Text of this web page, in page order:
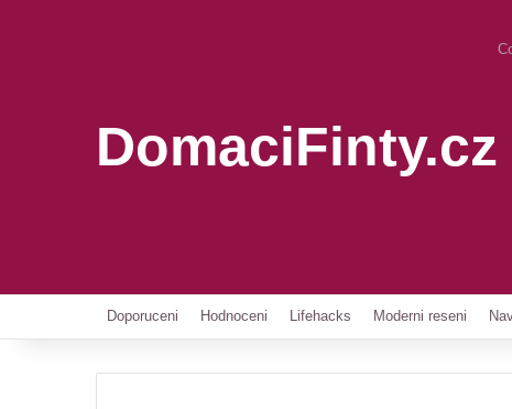
DomaciFinty.cz
Doporuceni Hodnoceni Lifehacks Moderni reseni